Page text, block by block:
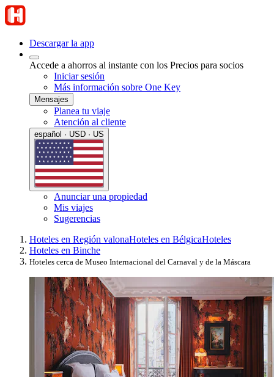
Descargar la app
Accede a ahorros al instante con los Precios para socios
Iniciar sesión
Más información sobre One Key
Mensajes
Planea tu viaje
Atención al cliente
español · USD · US
Anunciar una propiedad
Mis viajes
Sugerencias
Hoteles en Región valonaHoteles en BélgicaHoteles
Hoteles en Binche
Hoteles cerca de Museo Internacional del Carnaval y de la Máscara